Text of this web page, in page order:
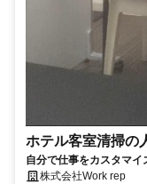
ホテル客室清掃の
自分で仕事をカスタマイ
株式会社Work rep